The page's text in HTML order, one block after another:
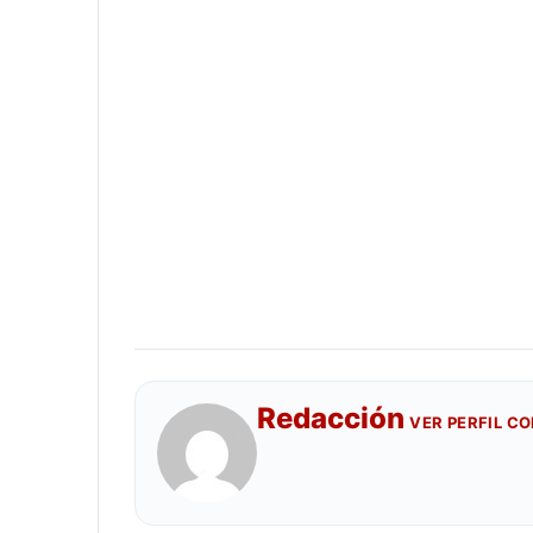
Redacción VER PERFIL